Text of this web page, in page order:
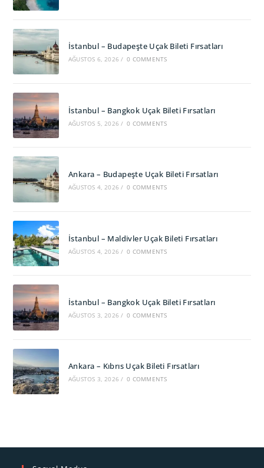
İstanbul – Budapeşte Uçak Bileti Fırsatları
AĞUSTOS 6, 2026 / 0 COMMENTS
İstanbul – Bangkok Uçak Bileti Fırsatları
AĞUSTOS 5, 2026 / 0 COMMENTS
Ankara – Budapeşte Uçak Bileti Fırsatları
AĞUSTOS 4, 2026 / 0 COMMENTS
İstanbul – Maldivler Uçak Bileti Fırsatları
AĞUSTOS 4, 2026 / 0 COMMENTS
İstanbul – Bangkok Uçak Bileti Fırsatları
AĞUSTOS 3, 2026 / 0 COMMENTS
Ankara – Kıbrıs Uçak Bileti Fırsatları
AĞUSTOS 3, 2026 / 0 COMMENTS